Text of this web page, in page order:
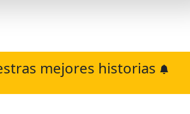
mejores historias